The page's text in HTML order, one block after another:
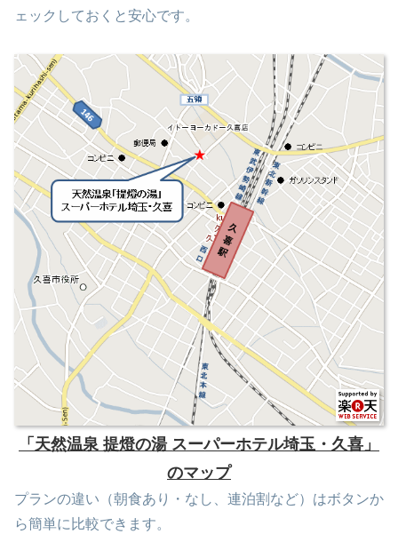
ェックしておくと安心です。
「天然温泉 提燈の湯 スーパーホテル埼玉・久喜」
のマップ
プランの違い（朝食あり・なし、連泊割など）はボタンか
ら簡単に比較できます。